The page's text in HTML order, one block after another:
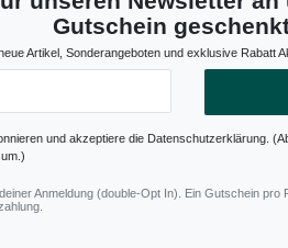
Gutschein
Artikel, Sonderangeboten und exklusive Rabatt
und akzeptiere die Datenschutzerklärung.
Anmeldung (double-Opt In). Ein Gutschein pro